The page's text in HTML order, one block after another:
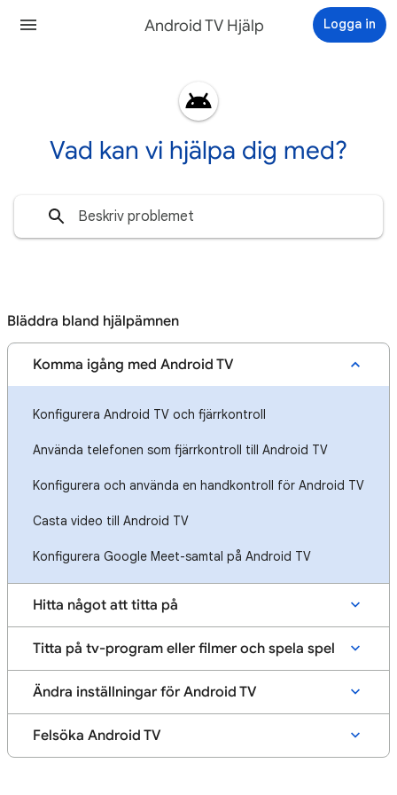
Android TV Hjälp Logga in
Vad kan vi hjälpa dig med?
Bläddra bland hjälpämnen
Komma igång med Android TV
Konfigurera Android TV och fjärrkontroll
Använda telefonen som fjärrkontroll till Android TV
Konfigurera och använda en handkontroll för Android TV
Casta video till Android TV
Konfigurera Google Meet-samtal på Android TV
Hitta något att titta på
Titta på tv-program eller filmer och spela spel
Ändra inställningar för Android TV
Felsöka Android TV